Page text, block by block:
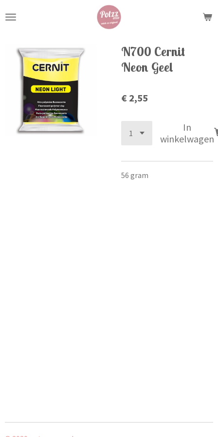
direct
hoofdinhoud
N700 Cernit
Neon Geel
€ 2,55
In
winkelwagen
56 gram